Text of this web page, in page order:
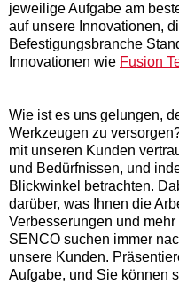
jeweilige Aufgabe am
auf unsere Innovationen,
Befestigungsbranche
Innovationen wie Fusion
Wie ist es uns gelungen,
Werkzeugen zu
mit unseren Kunden
und Bedürfnissen, und
Blickwinkel betrachten.
darüber, was Ihnen die
Verbesserungen und
SENCO suchen immer
unsere Kunden.
Aufgabe, und Sie können